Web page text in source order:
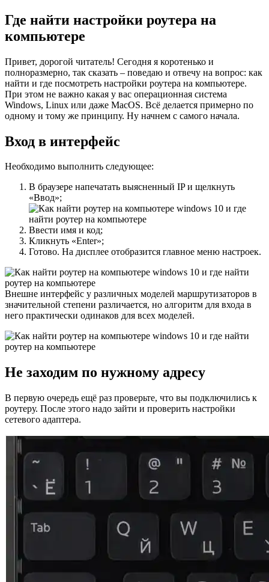
Где найти настройки роутера на
компьютере
Привет, дорогой читатель! Сегодня я коротенько и
полноразмерно, так сказать – поведаю и отвечу на вопрос: как
найти и где посмотреть настройки роутера на компьютере.
При этом не важно какая у вас операционная система
Windows, Linux или даже MacOS. Всё делается примерно по
одному и тому же принципу. Ну начнем с самого начала.
Вход в интерфейс
Необходимо выполнить следующее:
В браузере напечатать выясненный IP и щелкнуть
«Ввод»;
Ввести имя и код;
Кликнуть «Enter»;
Готово. На дисплее отобразится главное меню настроек.
Внешне интерфейс у различных моделей маршрутизаторов в
значительной степени различается, но алгоритм для входа в
него практически одинаков для всех моделей.
Не заходим по нужному адресу
В первую очередь ещё раз проверьте, что вы подключились к
роутеру. После этого надо зайти и проверить настройки
сетевого адаптера.